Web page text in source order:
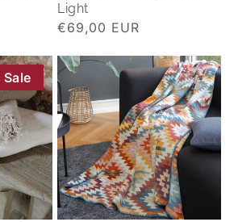
Light
Normaler
€69,00 EUR
Sale